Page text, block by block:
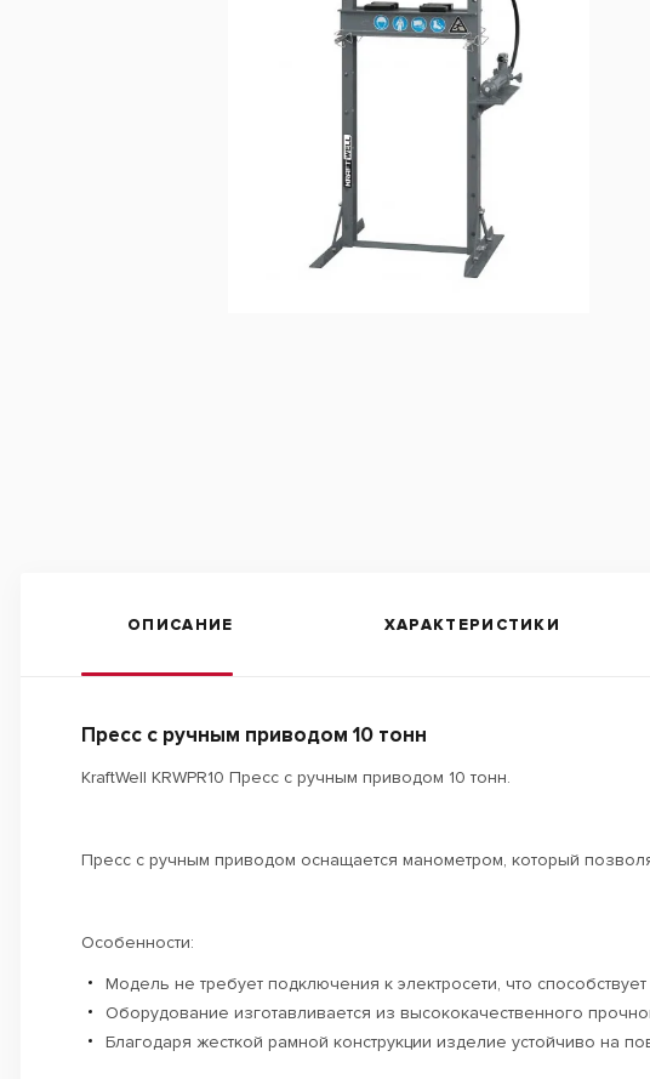
ОПИСАНИЕ ХАРАКТЕРИСТИКИ
Пресс с ручным приводом 10 тонн
KraftWell KRWPR10 Пресс с ручным приводом 10 тонн.
Пресс с ручным приводом оснащается манометром, который
Особенности:
Модель не требует подключения к электросети, что
Оборудование изготавливается из высококачественного
Благодаря жесткой рамной конструкции изделие устойчиво на